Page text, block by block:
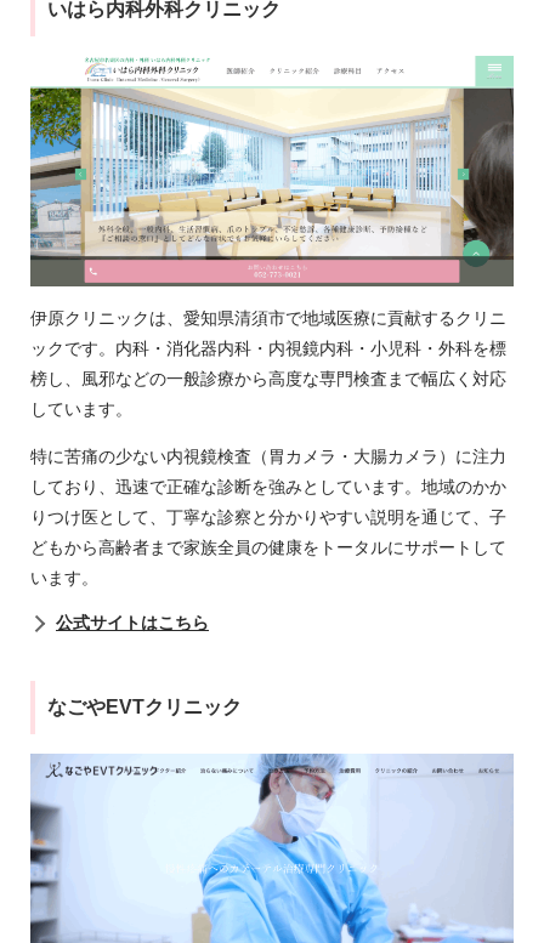
いはら内科外科クリニック
伊原クリニックは、愛知県清須市で地域医療に貢献するクリニ
ックです。内科・消化器内科・内視鏡内科・小児科・外科を標
榜し、風邪などの一般診療から高度な専門検査まで幅広く対応
しています。
特に苦痛の少ない内視鏡検査（胃カメラ・大腸カメラ）に注力
しており、迅速で正確な診断を強みとしています。地域のかか
りつけ医として、丁寧な診察と分かりやすい説明を通じて、子
どもから高齢者まで家族全員の健康をトータルにサポートして
います。
公式サイトはこちら
なごやEVTクリニック